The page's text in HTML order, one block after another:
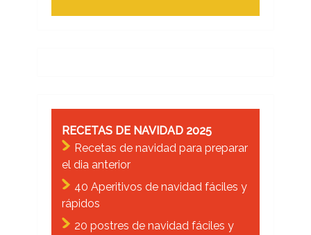
RECETAS DE NAVIDAD 2025
Recetas de navidad para preparar
el dia anterior
40 Aperitivos de navidad fáciles y
rápidos
20 postres de navidad fáciles y